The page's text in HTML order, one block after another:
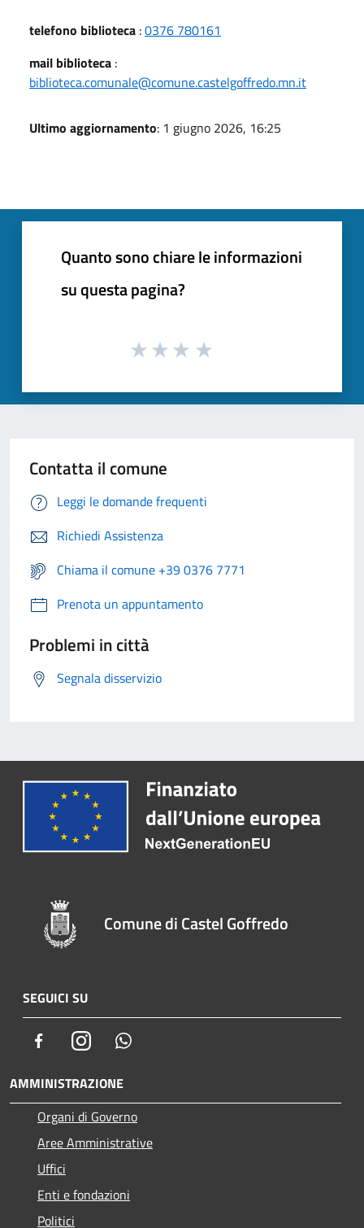
telefono biblioteca :0376 780161
mail biblioteca :
biblioteca.comunale@comune.castelgoffredo.mn.it
Ultimo aggiornamento: 1 giugno 2026, 16:25
Quanto sono chiare le informazioni
su questa pagina?
Contatta il comune
Leggi le domande frequenti
Richiedi Assistenza
Chiama il comune +39 0376 7771
Prenota un appuntamento
Problemi in città
Segnala disservizio
Comune di Castel Goffredo
SEGUICI SU
FacebookInstagram
AMMINISTRAZIONE
Organi di Governo
Aree Amministrative
Uffici
Enti e fondazioni
Politici